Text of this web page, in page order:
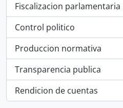
Fiscalizacion parlamentaria
, 1 resultados
Control politico
, 1 resultados
Produccion normativa
, 1 resultados
Transparencia publica
, 1 resultados
Rendicion de cuentas
, 1 resultados